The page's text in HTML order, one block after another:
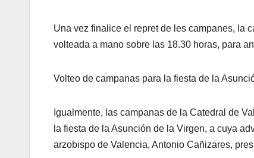
Una vez finalice el repret de les campanes, la
volteada a mano sobre las 18.30 horas, para
Volteo de campanas para la fiesta de la
Igualmente, las campanas de la Catedral de
la fiesta de la Asunción de la Virgen, a cuya
arzobispo de Valencia, Antonio Cañizares,